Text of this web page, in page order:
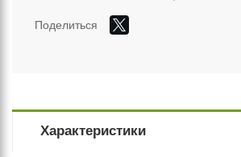
Поделиться
Характеристики